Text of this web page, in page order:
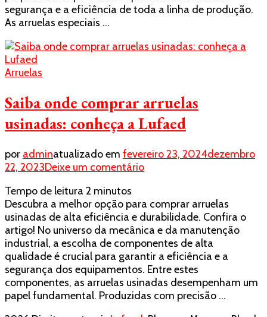
de
segurança e a eficiência de toda a linha de produção.
As arruelas especiais …
Arruelas
Saiba onde comprar arruelas
usinadas: conheça a Lufaed
por adminatualizado em fevereiro 23, 2024dezembro
22, 2023Deixe um comentárioem
comprar
arruelas
usinadas:
conheça
a
Lufaed
Tempo de leitura 2 minutos
Descubra a melhor opção para comprar arruelas
usinadas de alta eficiência e durabilidade. Confira o
artigo! No universo da mecânica e da manutenção
industrial, a escolha de componentes de alta
qualidade é crucial para garantir a eficiência e a
segurança dos equipamentos. Entre estes
componentes, as arruelas usinadas desempenham um
papel fundamental. Produzidas com precisão …